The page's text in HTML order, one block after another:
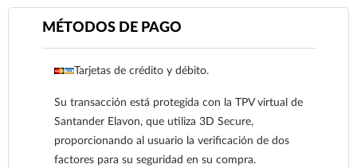
MÉTODOS DE PAGO
Tarjetas de crédito y débito.
Su transacción está protegida con la TPV virtual de
Santander Elavon, que utiliza 3D Secure,
proporcionando al usuario la verificación de dos
factores para su seguridad en su compra.